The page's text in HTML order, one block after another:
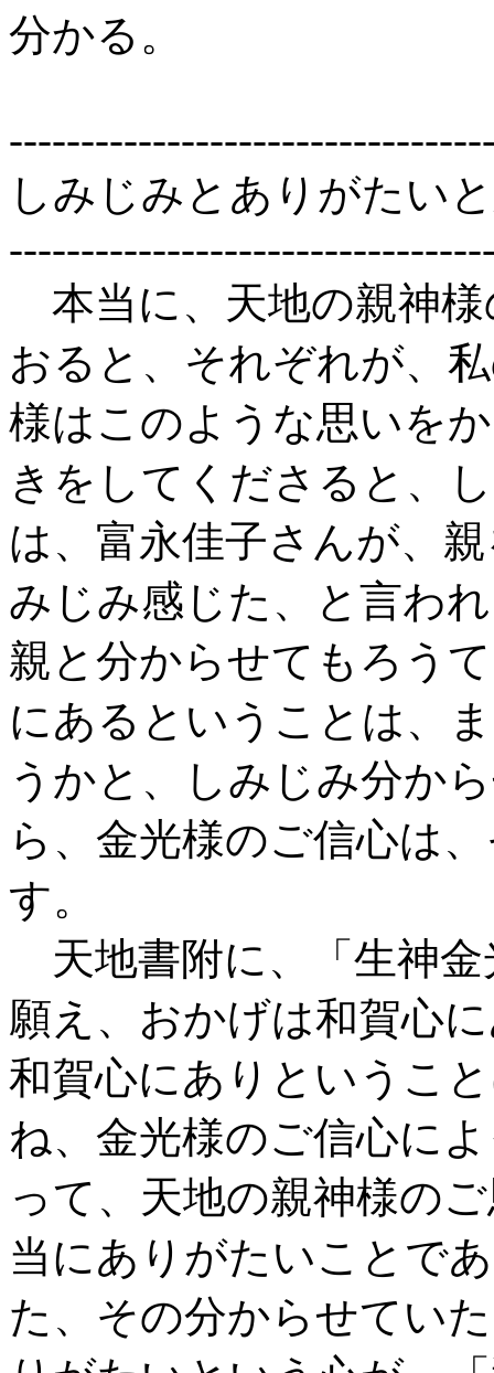
分かる。
しみじみとありがたい
本当に、天地の親神
おると、それぞれが、
様はこのような思いを
きをしてくださると、
は、富永佳子さんが、
みじみ感じた、と言わ
親と分からせてもろう
にあるということは、
うかと、しみじみ分か
ら、金光様のご信心は
す。
天地書附に、「生神金
願え、おかげは和賀心
和賀心にありというこ
ね、金光様のご信心に
って、天地の親神様の
当にありがたいことで
た、その分からせてい